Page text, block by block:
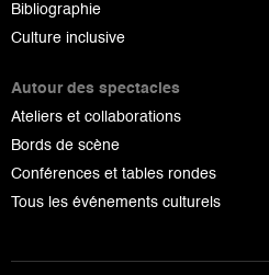
Bibliographie
Culture inclusive
Autour des spectacles
Ateliers et collaborations
Bords de scène
Conférences et tables rondes
Tous les événements culturels